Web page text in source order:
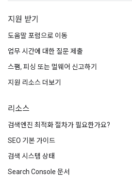
지원 받기
도움말 포럼으로 이동
업무 시간에 대한 질문 제출
스팸, 피싱 또는 멀웨어 신고하기
지원 리소스 더보기
리소스
검색엔진 최적화 절차가 필요한가요?
SEO 기본 가이드
검색 시스템 상태
Search Console 문서